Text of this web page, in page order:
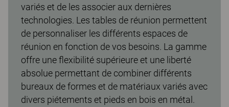
variés et de les associer aux dernières
technologies. Les tables de réunion permettent
de personnaliser les différents espaces de
réunion en fonction de vos besoins. La gamme
offre une flexibilité supérieure et une liberté
absolue permettant de combiner différents
bureaux de formes et de matériaux variés avec
divers piétements et pieds en bois en métal.